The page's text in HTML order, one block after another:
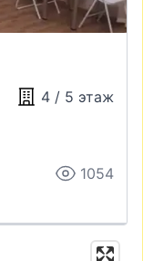
4 / 5 этаж
1054